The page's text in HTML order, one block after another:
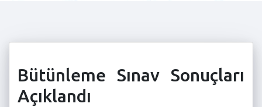
Bütünleme Sınav Sonuçları
Açıklandı